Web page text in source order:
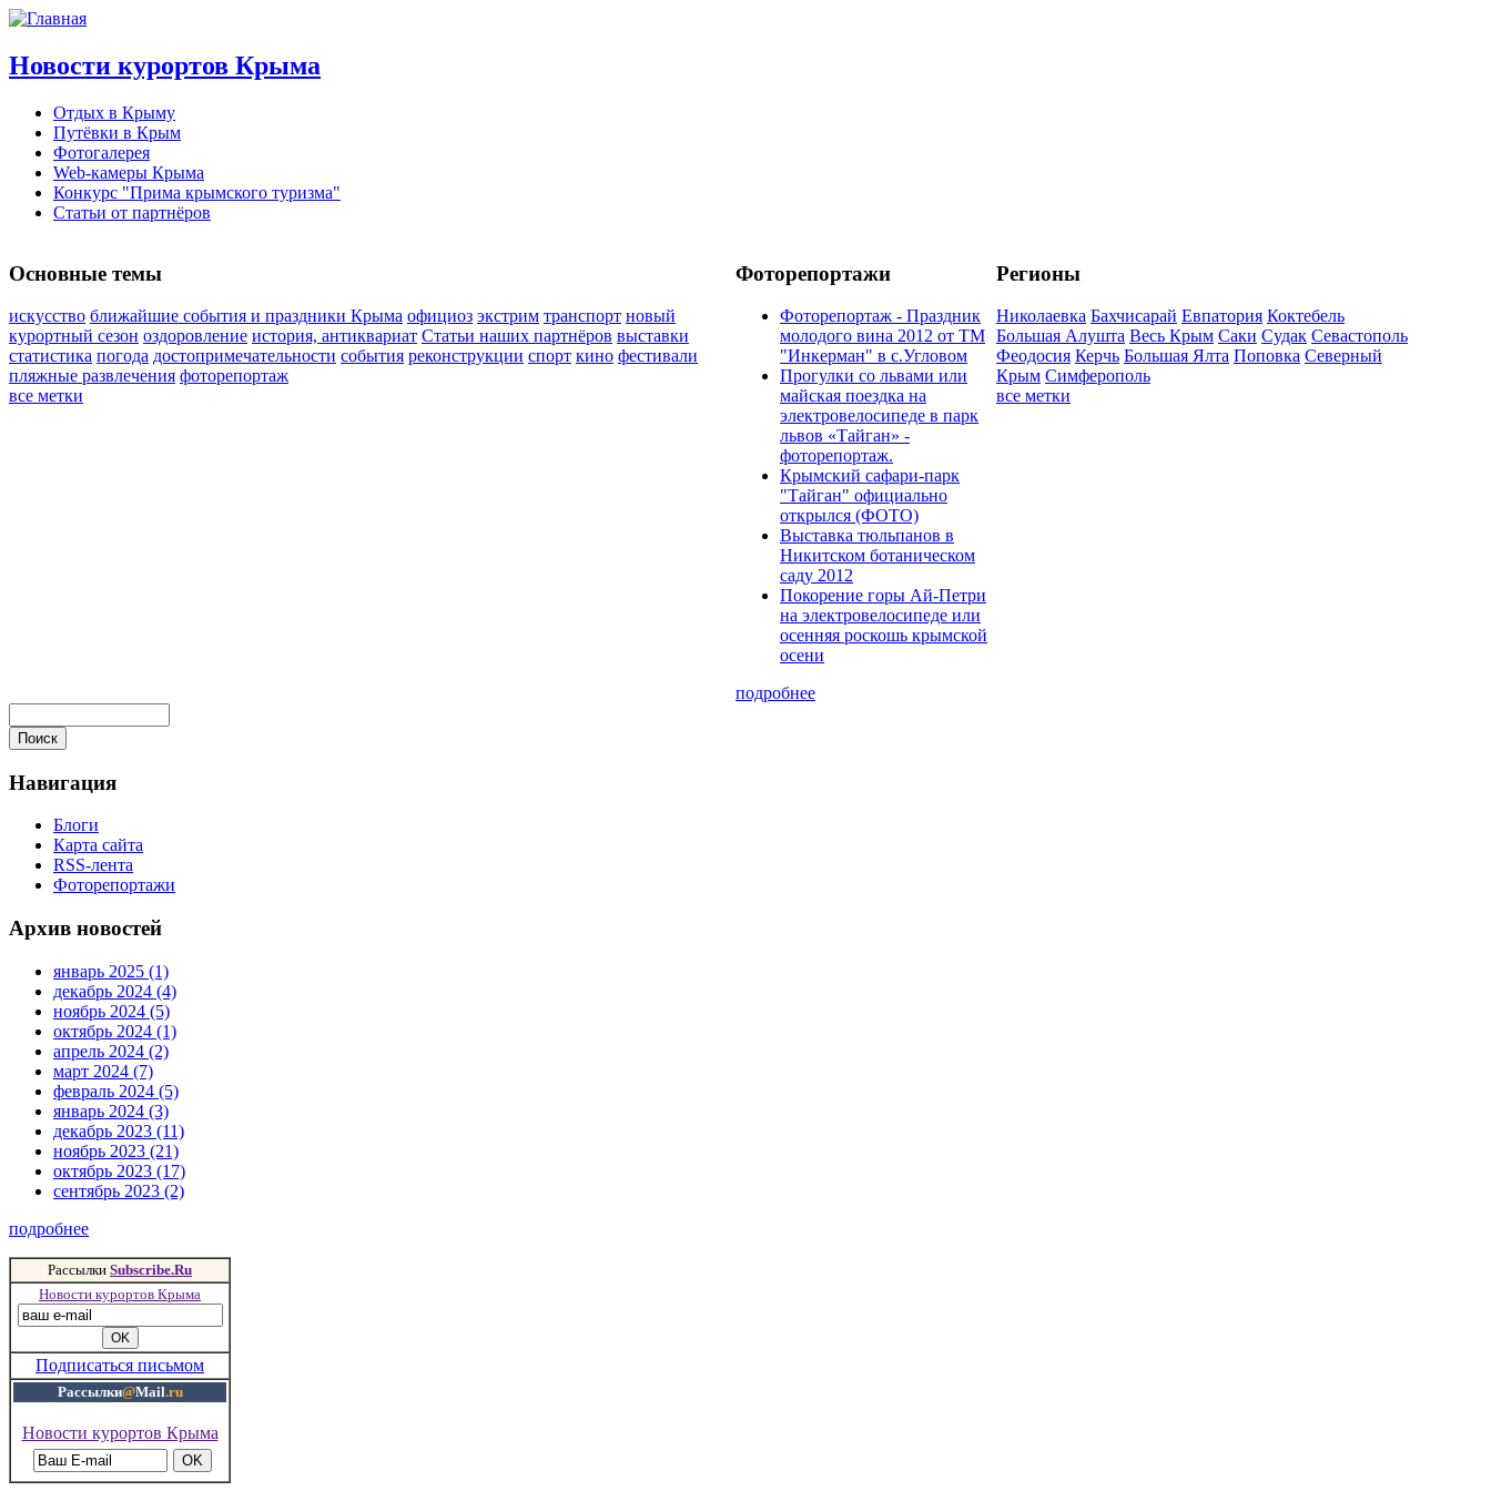
Новости курортов Крыма
Отдых в Крыму
Путёвки в Крым
Фотогалерея
Web-камеры Крыма
Конкурс "Прима крымского туризма"
Статьи от партнёров
Основные темы
искусство ближайшие события и праздники Крыма официоз экстрим транспорт новый
курортный сезон оздоровление история, антиквариат Статьи наших партнёров выставки
статистика погода достопримечательности события реконструкции спорт кино фестивали
пляжные развлечения фоторепортаж
все метки
Фоторепортажи
Фоторепортаж - Праздник
молодого вина 2012 от ТМ
"Инкерман" в с.Угловом
Прогулки cо львами или
майская поездка на
электровелосипеде в парк
львов «Тайган» -
фоторепортаж.
Крымский сафари-парк
"Тайган" официально
открылся (ФОТО)
Выставка тюльпанов в
Никитском ботаническом
саду 2012
Покорение горы Ай-Петри
на электровелосипеде или
осенняя роскошь крымской
осени
подробнее
Регионы
Николаевка Бахчисарай Евпатория Коктебель
Большая Алушта Весь Крым Саки Судак Севастополь
Феодосия Керчь Большая Ялта Поповка Северный
Крым Симферополь
все метки
Навигация
Блоги
Карта сайта
RSS-лента
Фоторепортажи
Архив новостей
январь 2025 (1)
декабрь 2024 (4)
ноябрь 2024 (5)
октябрь 2024 (1)
апрель 2024 (2)
март 2024 (7)
февраль 2024 (5)
январь 2024 (3)
декабрь 2023 (11)
ноябрь 2023 (21)
октябрь 2023 (17)
сентябрь 2023 (2)
подробнее
Рассылки Subscribe.Ru
Новости курортов Крыма
Подписаться письмом
Рассылки@Mail.ru
Новости курортов Крыма